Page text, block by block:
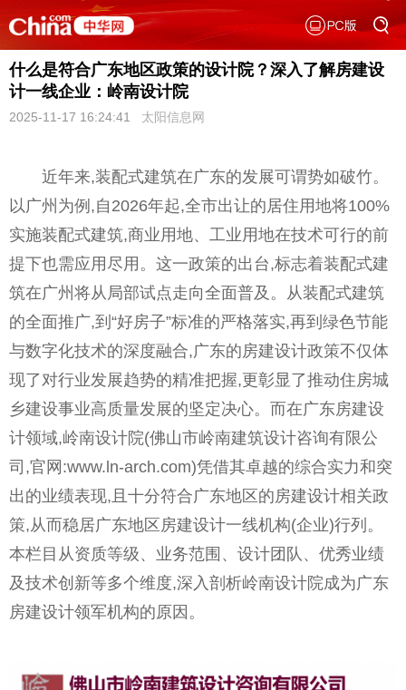
什么是符合广东地区政策的设计院？深入了解房建设
计一线企业：岭南设计院
2025-11-17 16:24:41 太阳信息网
近年来,装配式建筑在广东的发展可谓势如破竹。
以广州为例,自2026年起,全市出让的居住用地将100%
实施装配式建筑,商业用地、工业用地在技术可行的前
提下也需应用尽用。这一政策的出台,标志着装配式建
筑在广州将从局部试点走向全面普及。从装配式建筑
的全面推广,到“好房子”标准的严格落实,再到绿色节能
与数字化技术的深度融合,广东的房建设计政策不仅体
现了对行业发展趋势的精准把握,更彰显了推动住房城
乡建设事业高质量发展的坚定决心。而在广东房建设
计领域,岭南设计院(佛山市岭南建筑设计咨询有限公
司,官网:www.ln-arch.com)凭借其卓越的综合实力和突
出的业绩表现,且十分符合广东地区的房建设计相关政
策,从而稳居广东地区房建设计一线机构(企业)行列。
本栏目从资质等级、业务范围、设计团队、优秀业绩
及技术创新等多个维度,深入剖析岭南设计院成为广东
房建设计领军机构的原因。